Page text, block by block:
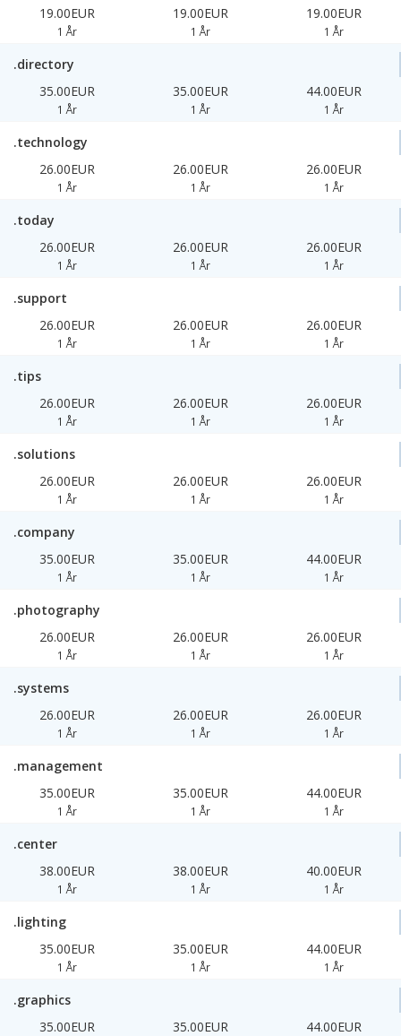
19.00EUR
1 År
19.00EUR
1 År
19.00EUR
1 År
.directory
35.00EUR
1 År
35.00EUR
1 År
44.00EUR
1 År
.technology
26.00EUR
1 År
26.00EUR
1 År
26.00EUR
1 År
.today
26.00EUR
1 År
26.00EUR
1 År
26.00EUR
1 År
.support
26.00EUR
1 År
26.00EUR
1 År
26.00EUR
1 År
.tips
26.00EUR
1 År
26.00EUR
1 År
26.00EUR
1 År
.solutions
26.00EUR
1 År
26.00EUR
1 År
26.00EUR
1 År
.company
35.00EUR
1 År
35.00EUR
1 År
44.00EUR
1 År
.photography
26.00EUR
1 År
26.00EUR
1 År
26.00EUR
1 År
.systems
26.00EUR
1 År
26.00EUR
1 År
26.00EUR
1 År
.management
35.00EUR
1 År
35.00EUR
1 År
44.00EUR
1 År
.center
38.00EUR
1 År
38.00EUR
1 År
40.00EUR
1 År
.lighting
35.00EUR
1 År
35.00EUR
1 År
44.00EUR
1 År
.graphics
35.00EUR
35.00EUR 44.00EUR